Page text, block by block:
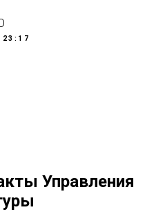
23:17
Управления